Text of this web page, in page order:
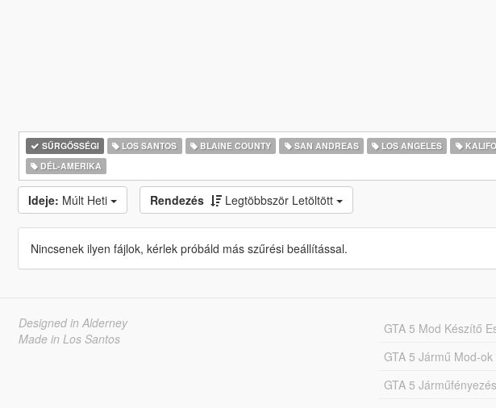
SŰRGŐSSÉGI LOS SANTOS BLAINE COUNTY SAN ANDREAS LOS ANGELES
DÉL-AMERIKA
Ideje: Múlt Heti Rendezés Legtöbbször Letöltött
Nincsenek ilyen fájlok, kérlek próbáld más szűrési beállítással.
Designed in Alderney
Made in Los Santos
GTA 5 Mod Készítő
GTA 5 Jármű Mod-ok
GTA 5